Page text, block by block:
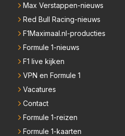
Max Verstappen-nieuws
Red Bull Racing-nieuws
F1Maximaal.nl-producties
Formule 1-nieuws
F1 live kijken
VPN en Formule 1
Vacatures
Contact
Formule 1-reizen
Formule 1-kaarten